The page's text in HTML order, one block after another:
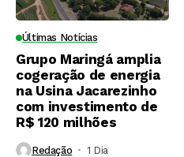
Últimas Notícias
Grupo Maringá amplia
cogeração de energia
na Usina Jacarezinho
com investimento de
R$ 120 milhões
Redação 1 Dia ⁮